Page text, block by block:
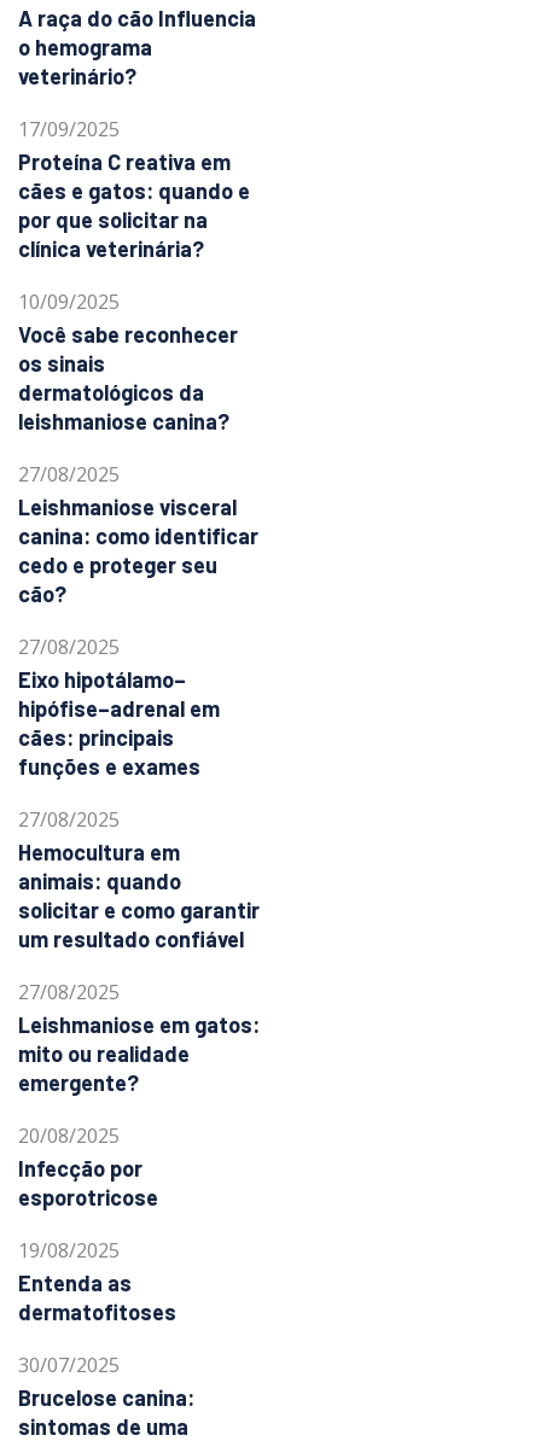
A raça do cão Influencia
o hemograma
veterinário?
17/09/2025
Proteína C reativa em
cães e gatos: quando e
por que solicitar na
clínica veterinária?
10/09/2025
Você sabe reconhecer
os sinais
dermatológicos da
leishmaniose canina?
27/08/2025
Leishmaniose visceral
canina: como identificar
cedo e proteger seu
cão?
27/08/2025
Eixo hipotálamo–
hipófise–adrenal em
cães: principais
funções e exames
27/08/2025
Hemocultura em
animais: quando
solicitar e como garantir
um resultado confiável
27/08/2025
Leishmaniose em gatos:
mito ou realidade
emergente?
20/08/2025
Infecção por
esporotricose
19/08/2025
Entenda as
dermatofitoses
30/07/2025
Brucelose canina:
sintomas de uma